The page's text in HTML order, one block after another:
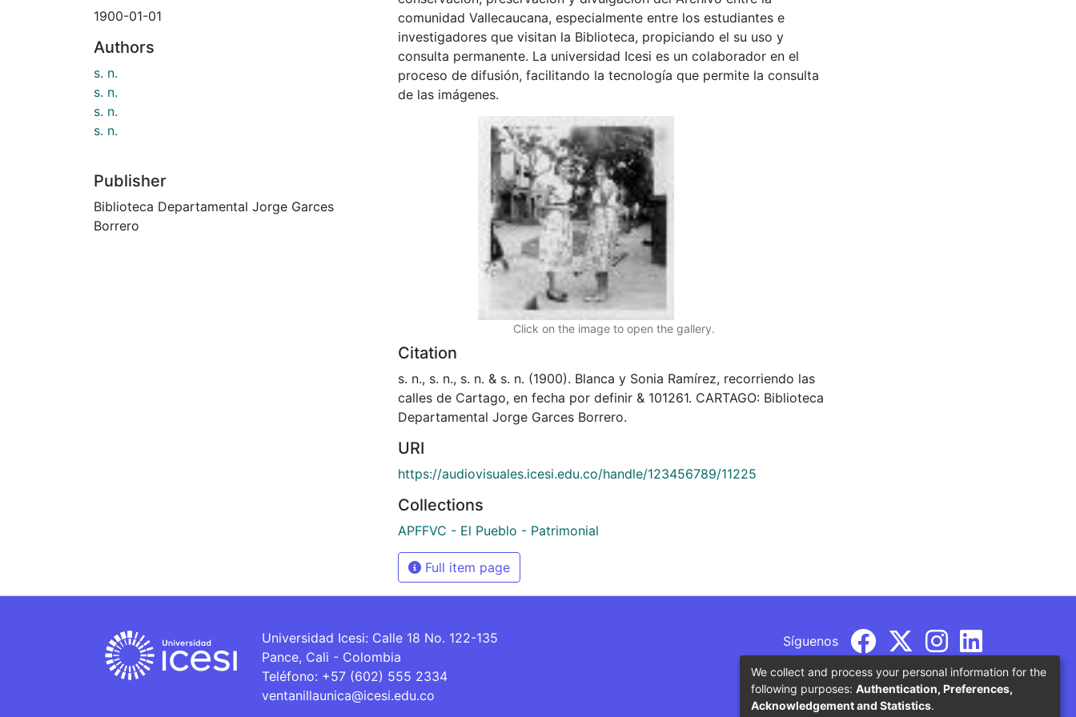
1900-01-01
Authors
s. n.
s. n.
s. n.
s. n.
Publisher
Biblioteca Departamental Jorge Garces
Borrero
comunidad Vallecaucana, especialmente entre los estudiantes e
investigadores que visitan la Biblioteca, propiciando el su uso y
consulta permanente. La universidad Icesi es un colaborador en el
proceso de difusión, facilitando la tecnología que permite la consulta
de las imágenes.
Click on the image to open the gallery.
Citation
s. n., s. n., s. n. & s. n. (1900). Blanca y Sonia Ramírez, recorriendo las
calles de Cartago, en fecha por definir & 101261. CARTAGO: Biblioteca
Departamental Jorge Garces Borrero.
URI
https://audiovisuales.icesi.edu.co/handle/123456789/11225
Collections
APFFVC - El Pueblo - Patrimonial
Full item page
Universidad Icesi: Calle 18 No. 122-135
Pance, Cali - Colombia
Teléfono: +57 (602) 555 2334
ventanillaunica@icesi.edu.co
Síguenos
We collect and process your personal information for the
following purposes: Authentication, Preferences,
Acknowledgement and Statistics.